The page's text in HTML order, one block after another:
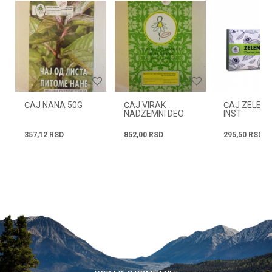
Radno vreme
Svakog radnog dana od
08h do 16h
Email
Poruka
ČAJ NANA 50G
357,12 RSD
ČAJ VIRAK
NADZEMNI DEO
852,00 RSD
ČAJ ZELENI
INST
295,50 RSD